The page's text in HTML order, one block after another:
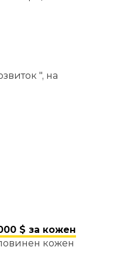
", на
$ за кожен
повинен кожен